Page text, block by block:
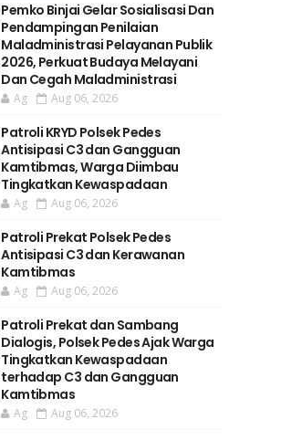
Pemko Binjai Gelar Sosialisasi Dan
Pendampingan Penilaian
Maladministrasi Pelayanan Publik
2026, Perkuat Budaya Melayani
Dan Cegah Maladministrasi
Ag Aug 06, 2026
Patroli KRYD Polsek Pedes
Antisipasi C3 dan Gangguan
Kamtibmas, Warga Diimbau
Tingkatkan Kewaspadaan
Ag Aug 06, 2026
Patroli Prekat Polsek Pedes
Antisipasi C3 dan Kerawanan
Kamtibmas
Ag Aug 06, 2026
Patroli Prekat dan Sambang
Dialogis, Polsek Pedes Ajak Warga
Tingkatkan Kewaspadaan
terhadap C3 dan Gangguan
Kamtibmas
Ag Aug 06, 2026